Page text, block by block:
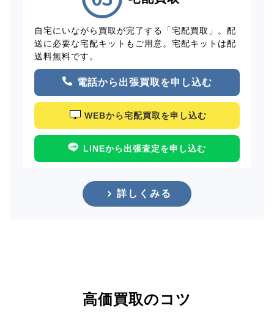
自宅にいながら買取が完了する「宅配買取」。配
送に必要な宅配キットもご用意。宅配キットは配
送料無料です。
電話から出張買取を申し込む
WEBから宅配買取を申し込む
LINEから出張査定を申し込む
詳しくみる
高価買取のコツ